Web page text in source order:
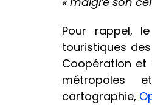
Pour rappel,
touristiques
Coopération et
métropoles
cartographie,